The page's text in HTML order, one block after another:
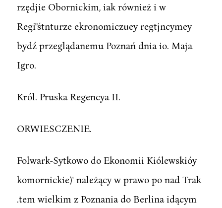
rzędjie Obornickim, iak również i w
Regi"śtnturze ekronomiczuey regtjncymey
bydź przeglądanemu Poznań dnia io. Maja
Igro.
Król. Pruska Regencya II.
ORWIESCZENIE.
Folwark-Sytkowo do Ekonomii Kiólewskióy
komornickie)' należący w prawo po nad Trak
.tem wielkim z Poznania do Berlina idącym